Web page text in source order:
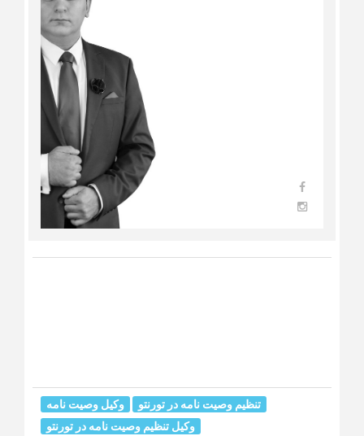
وکیل وصیت نامه
تنظیم وصیت نامه در تورنتو
وکیل تنظیم وصیت نامه در تورنتو